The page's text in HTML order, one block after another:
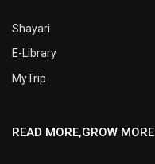
Shayari
E-Library
MyTrip
READ MORE,GROW MORE